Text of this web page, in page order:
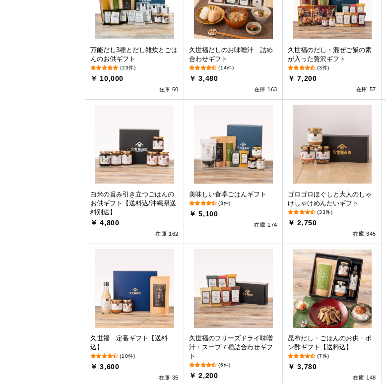
万能だし3種とだし雑炊とごは
んのお供ギフト
(23件)
￥ 10,000
在庫 60
久世福だしのお味噌汁 詰め
合わせギフト
(14件)
￥ 3,480
在庫 163
久世福のだし・混ぜご飯の素
が入った贅沢ギフト
(3件)
￥ 7,200
在庫 57
白米の旨み引き立つごはんの
お供ギフト【送料込/沖縄県送
料別途】
￥ 4,800
在庫 162
美味しい食卓ごはんギフト
(3件)
￥ 5,100
在庫 174
ゴロゴロほぐしと大人のしゃ
けしゃけめんたいギフト
(33件)
￥ 2,750
在庫 345
久世福 定番ギフト【送料
込】
(10件)
￥ 3,600
在庫 35
久世福のフリーズドライ味噌
汁・スープ７種詰合わせギフ
ト
(6件)
￥ 2,200
昆布だし・ごはんのお供・ポ
ン酢ギフト【送料込】
(7件)
￥ 3,780
在庫 148